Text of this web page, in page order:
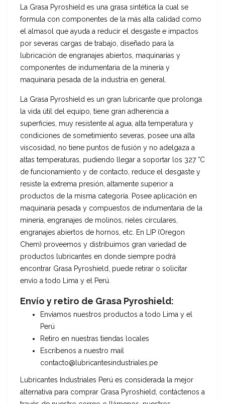
La Grasa Pyroshield es una grasa sintética la cual se
formula con componentes de la más alta calidad como
el almasol que ayuda a reducir el desgaste e impactos
por severas cargas de trabajo, diseñado para la
lubricación de engranajes abiertos, maquinarias y
componentes de indumentaria de la minería y
maquinaria pesada de la industria en general.
La Grasa Pyroshield es un gran lubricante que prolonga
la vida útil del equipo, tiene gran adherencia a
superficies, muy resistente al agua, alta temperatura y
condiciones de sometimiento severas, posee una alta
viscosidad, no tiene puntos de fusión y no adelgaza a
altas temperaturas, pudiendo llegar a soportar los 327 °C
de funcionamiento y de contacto, reduce el desgaste y
resiste la extrema presión, altamente superior a
productos de la misma categoría. Posee aplicación en
maquinaria pesada y compuestos de indumentaria de la
minería, engranajes de molinos, rieles circulares,
engranajes abiertos de hornos, etc. En LIP (Oregon
Chem) proveemos y distribuimos gran variedad de
productos lubricantes en donde siempre podrá
encontrar Grasa Pyroshield, puede retirar o solicitar
envío a todo Lima y el Perú.
Envío y retiro de Grasa Pyroshield:
Enviamos nuestros productos a todo Lima y el
Perú
Retiro en nuestras tiendas locales
Escríbenos a nuestro mail
contacto@lubricantesindustriales.pe
Lubricantes Industriales Perú es considerada la mejor
alternativa para comprar Grasa Pyroshield, contáctenos a